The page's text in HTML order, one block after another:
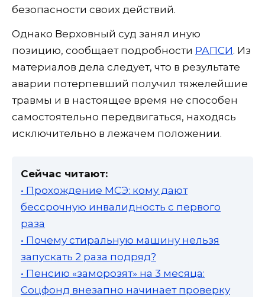
безопасности своих действий.
Однако Верховный суд занял иную
позицию, сообщает подробности РАПСИ. Из
материалов дела следует, что в результате
аварии потерпевший получил тяжелейшие
травмы и в настоящее время не способен
самостоятельно передвигаться, находясь
исключительно в лежачем положении.
Сейчас читают:
• Прохождение МСЭ: кому дают
бессрочную инвалидность с первого
раза
• Почему стиральную машину нельзя
запускать 2 раза подряд?
• Пенсию «заморозят» на 3 месяца:
Соцфонд внезапно начинает проверку